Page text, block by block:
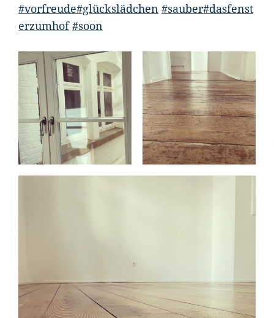
#vorfreude#glückslädchen #sauber#dasfenst
erzumhof #soon